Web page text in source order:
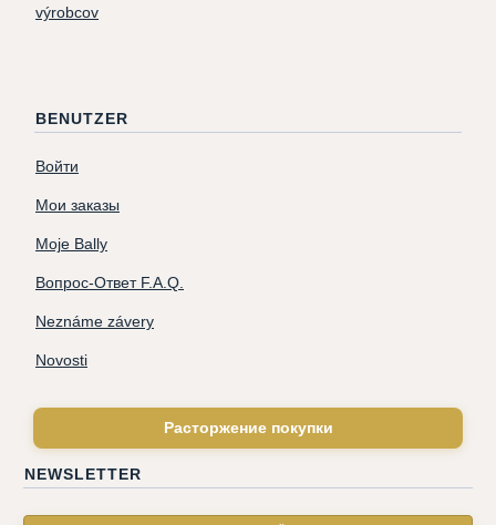
výrobcov
BENUTZER
Войти
Мои заказы
Moje Bally
Вопрос-Ответ F.A.Q.
Neznáme závery
Novosti
Расторжение покупки
NEWSLETTER